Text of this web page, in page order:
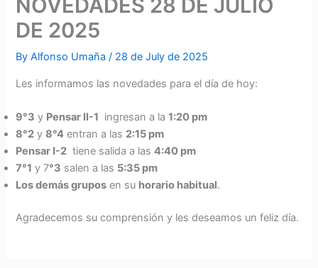
NOVEDADES 28 DE JULIO
DE 2025
ByAlfonso Umaña/ 28 de July de 2025
Les informamos las novedades para el día de hoy:
9°3 y Pensar II-1 ingresan a la1:20 pm
8°2 y8°4 entran a las 2:15 pm
Pensar I-2 tiene salida a las4:40 pm
7°1 y 7°3 salen a las 5:35 pm
Los demás grupos en su horario habitual.
Agradecemos su comprensión y les deseamos un feliz día.